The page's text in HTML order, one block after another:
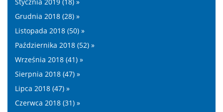
Grudnia 2018 (28) »
Listopada 2018 (50) »
Października 2018 (52) »
Września 2018 (41) »
Sierpnia 2018 (47) »
Lipca 2018 (47) »
Czerwca 2018 (31) »